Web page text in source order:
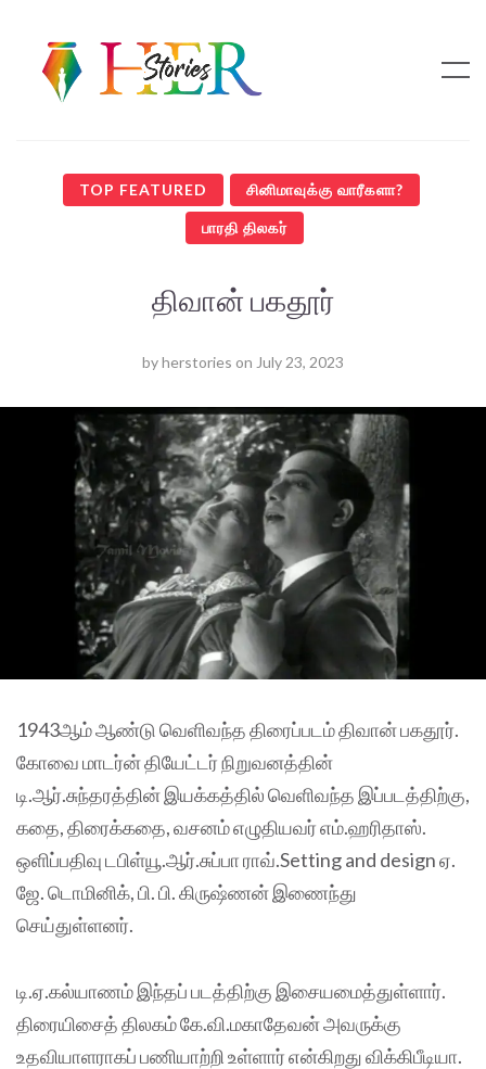
TOP FEATURED சினிமாவுக்கு வாரீகளா?
பாரதி திலகர்
திவான் பகதூர்
byherstories on July 23, 2023
1943ஆம் ஆண்டு வெளிவந்த திரைப்படம் திவான் பகதூர்.
கோவை மாடர்ன் தியேட்டர் நிறுவனத்தின்
டி.ஆர்.சுந்தரத்தின் இயக்கத்தில் வெளிவந்த இப்படத்திற்கு,
கதை, திரைக்கதை, வசனம் எழுதியவர் எம்.ஹரிதாஸ்.
ஒளிப்பதிவு டபிள்யூ.ஆர்.சுப்பா ராவ்.Setting and design ஏ.
ஜே. டொமினிக், பி. பி. கிருஷ்ணன் இணைந்து
செய்துள்ளனர்.
டி.ஏ.கல்யாணம் இந்தப் படத்திற்கு இசையமைத்துள்ளார்.
திரையிசைத் திலகம் கே.வி.மகாதேவன் அவருக்கு
உதவியாளராகப் பணியாற்றி உள்ளார் என்கிறது விக்கிபீடியா.